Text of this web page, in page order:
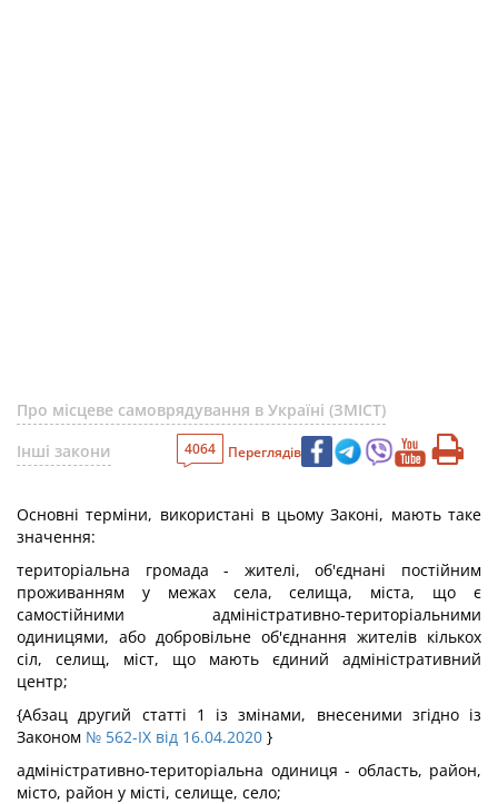
Про місцеве самоврядування в Україні (ЗМІСТ)
Інші закони
4064 Переглядів
Основні терміни, використані в цьому Законі, мають таке
значення:
територіальна громада - жителі, об'єднані постійним
проживанням у межах села, селища, міста, що є
самостійними адміністративно-територіальними
одиницями, або добровільне об'єднання жителів кількох
сіл, селищ, міст, що мають єдиний адміністративний
центр;
{Абзац другий статті 1 із змінами, внесеними згідно із
Законом № 562-IX від 16.04.2020 }
адміністративно-територіальна одиниця - область, район,
місто, район у місті, селище, село;